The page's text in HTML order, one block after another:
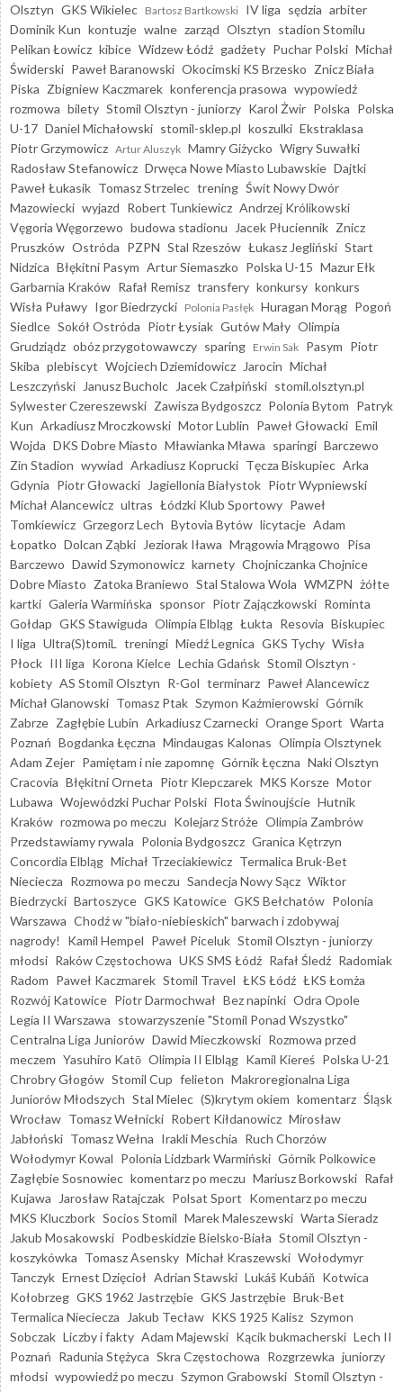
Olsztyn GKS Wikielec Bartosz Bartkowski IV liga sędzia arbiter
Dominik Kun kontuzje walne zarząd Olsztyn stadion Stomilu
Pelikan Łowicz kibice Widzew Łódź gadżety Puchar Polski Michał
Świderski Paweł Baranowski Okocimski KS Brzesko Znicz Biała
Piska Zbigniew Kaczmarek konferencja prasowa wypowiedź
rozmowa bilety Stomil Olsztyn - juniorzy Karol Żwir Polska Polska
U-17 Daniel Michałowski stomil-sklep.pl koszulki Ekstraklasa
Piotr Grzymowicz Artur Aluszyk Mamry Giżycko Wigry Suwałki
Radosław Stefanowicz Drwęca Nowe Miasto Lubawskie Dajtki
Paweł Łukasik Tomasz Strzelec trening Świt Nowy Dwór
Mazowiecki wyjazd Robert Tunkiewicz Andrzej Królikowski
Vęgoria Węgorzewo budowa stadionu Jacek Płuciennik Znicz
Pruszków Ostróda PZPN Stal Rzeszów Łukasz Jegliński Start
Nidzica Błękitni Pasym Artur Siemaszko Polska U-15 Mazur Ełk
Garbarnia Kraków Rafał Remisz transfery konkursy konkurs
Wisła Puławy Igor Biedrzycki Polonia Pasłęk Huragan Morąg Pogoń
Siedlce Sokół Ostróda Piotr Łysiak Gutów Mały Olimpia
Grudziądz obóz przygotowawczy sparing Erwin Sak Pasym Piotr
Skiba plebiscyt Wojciech Dziemidowicz Jarocin Michał
Leszczyński
Janusz Bucholc Jacek Czałpiński stomil.olsztyn.pl
Sylwester Czereszewski Zawisza Bydgoszcz Polonia Bytom Patryk
Kun Arkadiusz Mroczkowski Motor Lublin Paweł Głowacki Emil
Wojda DKS Dobre Miasto Mławianka Mława sparingi Barczewo
Zin Stadion wywiad Arkadiusz Koprucki Tęcza Biskupiec Arka
Gdynia Piotr Głowacki Jagiellonia Białystok Piotr Wypniewski
Michał Alancewicz ultras Łódzki Klub Sportowy Paweł
Tomkiewicz Grzegorz Lech Bytovia Bytów licytacje Adam
Łopatko Dolcan Ząbki Jeziorak Iława Mrągowia Mrągowo Pisa
Barczewo Dawid Szymonowicz karnety Chojniczanka Chojnice
Dobre Miasto Zatoka Braniewo Stal Stalowa Wola WMZPN żółte
kartki Galeria Warmińska sponsor Piotr Zajączkowski Rominta
Gołdap GKS Stawiguda Olimpia Elbląg Łukta Resovia Biskupiec
I liga Ultra(S)tomiL treningi Miedź Legnica GKS Tychy Wisła
Płock III liga Korona Kielce Lechia Gdańsk Stomil Olsztyn -
kobiety AS Stomil Olsztyn R-Gol terminarz Paweł Alancewicz
Michał Glanowski Tomasz Ptak Szymon Kaźmierowski Górnik
Zabrze Zagłębie Lubin Arkadiusz Czarnecki Orange Sport Warta
Poznań Bogdanka Łęczna Mindaugas Kalonas Olimpia Olsztynek
Adam Zejer Pamiętam i nie zapomnę Górnik Łęczna Naki Olsztyn
Cracovia Błękitni Orneta Piotr Klepczarek MKS Korsze Motor
Lubawa Wojewódzki Puchar Polski Flota Świnoujście Hutnik
Kraków rozmowa po meczu Kolejarz Stróże Olimpia Zambrów
Przedstawiamy rywala Polonia Bydgoszcz Granica Kętrzyn
Concordia Elbląg Michał Trzeciakiewicz Termalica Bruk-Bet
Nieciecza Rozmowa po meczu Sandecja Nowy Sącz Wiktor
Biedrzycki Bartoszyce GKS Katowice GKS Bełchatów Polonia
Warszawa Chodź w "biało-niebieskich" barwach i zdobywaj
nagrody!
Kamil Hempel Paweł Piceluk Stomil Olsztyn - juniorzy
młodsi Raków Częstochowa UKS SMS Łódź Rafał Śledź Radomiak
Radom Paweł Kaczmarek Stomil Travel ŁKS Łódź ŁKS Łomża
Rozwój Katowice Piotr Darmochwał Bez napinki Odra Opole
Legia II Warszawa stowarzyszenie "Stomil Ponad Wszystko"
Centralna Liga Juniorów Dawid Mieczkowski Rozmowa przed
meczem Yasuhiro Katō Olimpia II Elbląg Kamil Kiereś Polska U-21
Chrobry Głogów Stomil Cup felieton Makroregionalna Liga
Juniorów Młodszych Stal Mielec (S)krytym okiem komentarz Śląsk
Wrocław Tomasz Wełnicki Robert Kiłdanowicz Mirosław
Jabłoński Tomasz Wełna Irakli Meschia Ruch Chorzów
Wołodymyr Kowal Polonia Lidzbark Warmiński Górnik Polkowice
Zagłębie Sosnowiec komentarz po meczu Mariusz Borkowski Rafał
Kujawa
Jarosław Ratajczak Polsat Sport Komentarz po meczu
MKS Kluczbork Socios Stomil Marek Maleszewski Warta Sieradz
Jakub Mosakowski Podbeskidzie Bielsko-Biała Stomil Olsztyn -
koszykówka Tomasz Asensky Michał Kraszewski Wołodymyr
Tanczyk Ernest Dzięcioł Adrian Stawski Lukáš Kubáň Kotwica
Kołobrzeg GKS 1962 Jastrzębie GKS Jastrzębie Bruk-Bet
Termalica Nieciecza
Jakub Tecław KKS 1925 Kalisz Szymon
Sobczak Liczby i fakty Adam Majewski Kącik bukmacherski Lech II
Poznań Radunia Stężyca Skra Częstochowa Rozgrzewka juniorzy
młodsi wypowiedź po meczu Szymon Grabowski Stomil Olsztyn -